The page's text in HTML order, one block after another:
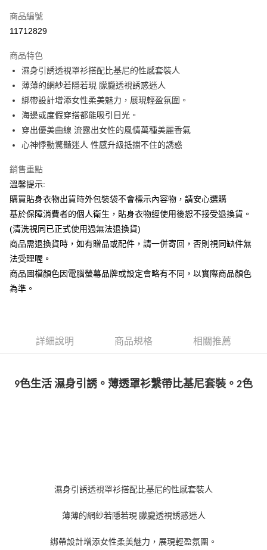
超商取貨付款
Apple Pay
街口支付
悠遊付
ATM付款
全家付款取貨
每筆NT$65，滿NT$599(含以上)免運費
7-11付款取貨
每筆NT$65，滿NT$599(含以上)免運費
宅配
每筆NT$80，滿NT$599(含以上)免運費
商品編號
11712829
商品特色
濕身引誘透視罩衫搭配比基尼的性感套裝人
薄薄的網紗若隱若現 朦朧透視誘惑迷人
綁帶設計增添女性柔美魅力，展現輕盈氛圍。
海邊或度假穿搭都能吸引目光。
穿出優美曲線 流露出女性的風情萬種美麗香氣
心神悸動驚豔迷人 性感升級抵擋不住的誘惑
銷售重點
溫馨提示:
購買貼身衣物出貨時外包裝袋不會標示內容物，請安心選購
基於保障消費者的個人衛生，貼身衣物經使用後恕不接受退換貨。
(清洗視同已正式使用過無法退換貨)
商品需退換貨時，如有贈品或配件，請一併寄回，否則視同缺件無
法受理喔。
商品圖檔顏色因電腦螢幕品牌或設定會略有不同，以實際商品顏色
為準。
詳細說明 商品規格 相關推薦
9色生活 濕身引誘。薄透罩衫繫帶比基尼套裝。2色
濕身引誘透視罩衫搭配比基尼的性感套裝人
薄薄的網紗若隱若現 朦朧透視誘惑迷人
綁帶設計增添女性柔美魅力，展現輕盈氛圍。